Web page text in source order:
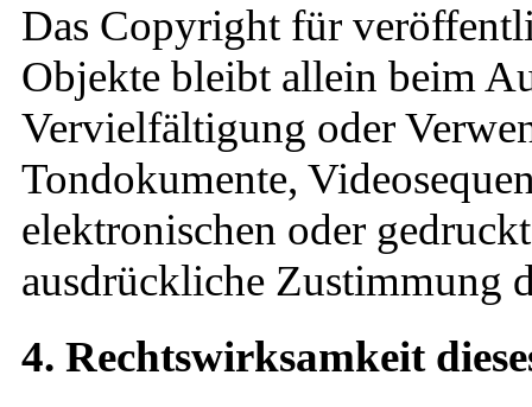
Das Copyright für
Objekte bleibt allein beim
Vervielfältigung oder
Tondokumente,
elektronischen oder
ausdrückliche Zustimmung
4. Rechtswirksamkeit